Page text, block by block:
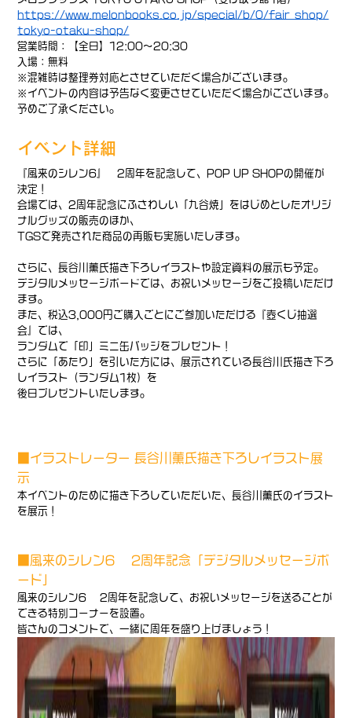
https://www.melonbooks.co.jp/special/b/0/fair_shop/
tokyo-otaku-shop/
営業時間：【全日】12:00～20:30
入場：無料
※混雑時は整理券対応とさせていただく場合がございます。
※イベントの内容は予告なく変更させていただく場合がございます。
予めご了承ください。
イベント詳細
『風来のシレン6』 2周年を記念して、POP UP SHOPの開催が
決定！
会場では、2周年記念にふさわしい「九谷焼」をはじめとしたオリジ
ナルグッズの販売のほか、
TGSで発売された商品の再販も実施いたします。
さらに、長谷川薫氏描き下ろしイラストや設定資料の展示も予定。
デジタルメッセージボードでは、お祝いメッセージをご投稿いただけ
ます。
また、税込3,000円ご購入ごとにご参加いただける『壺くじ抽選
会』では、
ランダムで「印」ミニ缶バッジをプレゼント！
さらに「あたり」を引いた方には、展示されている長谷川氏描き下ろ
しイラスト（ランダム1枚）を
後日プレゼントいたします。
■イラストレーター 長谷川薫氏描き下ろしイラスト展
示
本イベントのために描き下ろしていただいた、長谷川薫氏のイラスト
を展示！
■風来のシレン6 2周年記念「デジタルメッセージボ
ード」
風来のシレン6 2周年を記念して、お祝いメッセージを送ることが
できる特別コーナーを設置。
皆さんのコメントで、一緒に周年を盛り上げましょう！